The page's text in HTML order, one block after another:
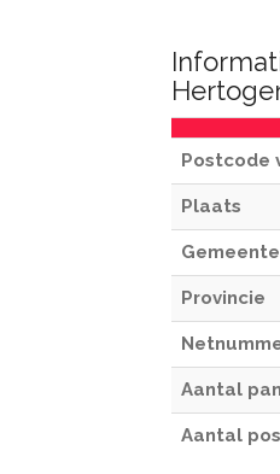
Postcode
Plaats
Gemeente
Provincie
Aantal
Aantal